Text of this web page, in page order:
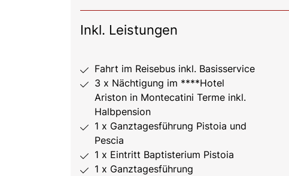
Inkl. Leistungen
Fahrt im Reisebus inkl. Basisservice
3 x Nächtigung im ****Hotel
Ariston in Montecatini Terme inkl.
Halbpension
1 x Ganztagesführung Pistoia und
Pescia
1 x Eintritt Baptisterium Pistoia
1 x Ganztagesführung